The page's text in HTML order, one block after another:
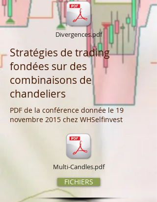
Divergences.pdf
Stratégies de trading
fondées sur des
combinaisons de
chandeliers
PDF de la conférence donnée le 19
novembre 2015 chez WHSelfinvest
Multi-Candles.pdf
FICHIERS